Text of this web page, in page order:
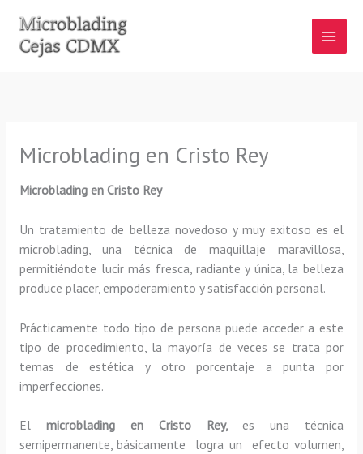
contenido
Microblading en Cristo Rey
Microblading en Cristo Rey
Un tratamiento de belleza novedoso y muy exitoso es el
microblading, una técnica de maquillaje maravillosa,
permitiéndote lucir más fresca, radiante y única, la belleza
produce placer, empoderamiento y satisfacción personal.
Prácticamente todo tipo de persona puede acceder a este
tipo de procedimiento, la mayoría de veces se trata por
temas de estética y otro porcentaje a punta por
imperfecciones.
El microblading en Cristo Rey, es una técnica
semipermanente, básicamente
logra un efecto volumen,